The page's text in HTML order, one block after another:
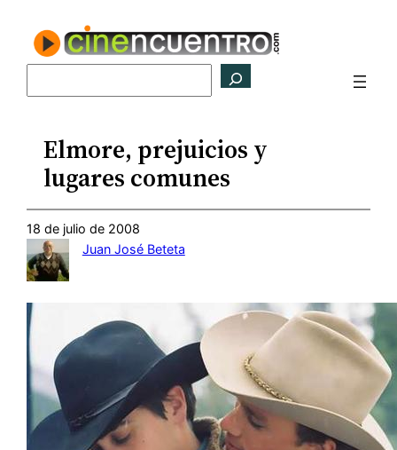
contenido
Elmore, prejuicios y
lugares comunes
18 de julio de 2008
Juan José Beteta